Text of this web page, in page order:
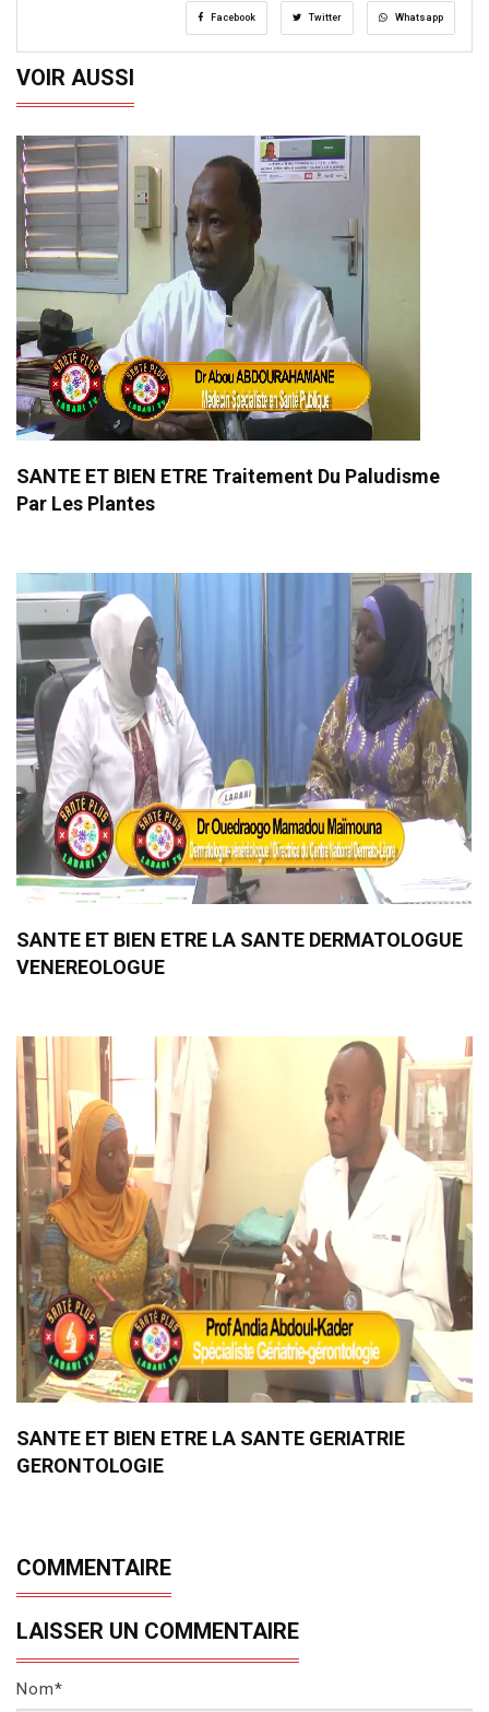
Facebook Twitter Whatsapp
VOIR AUSSI
SANTE ET BIEN ETRE Traitement Du Paludisme
Par Les Plantes
SANTE ET BIEN ETRE LA SANTE DERMATOLOGUE
VENEREOLOGUE
SANTE ET BIEN ETRE LA SANTE GERIATRIE
GERONTOLOGIE
COMMENTAIRE
LAISSER UN COMMENTAIRE
Nom*